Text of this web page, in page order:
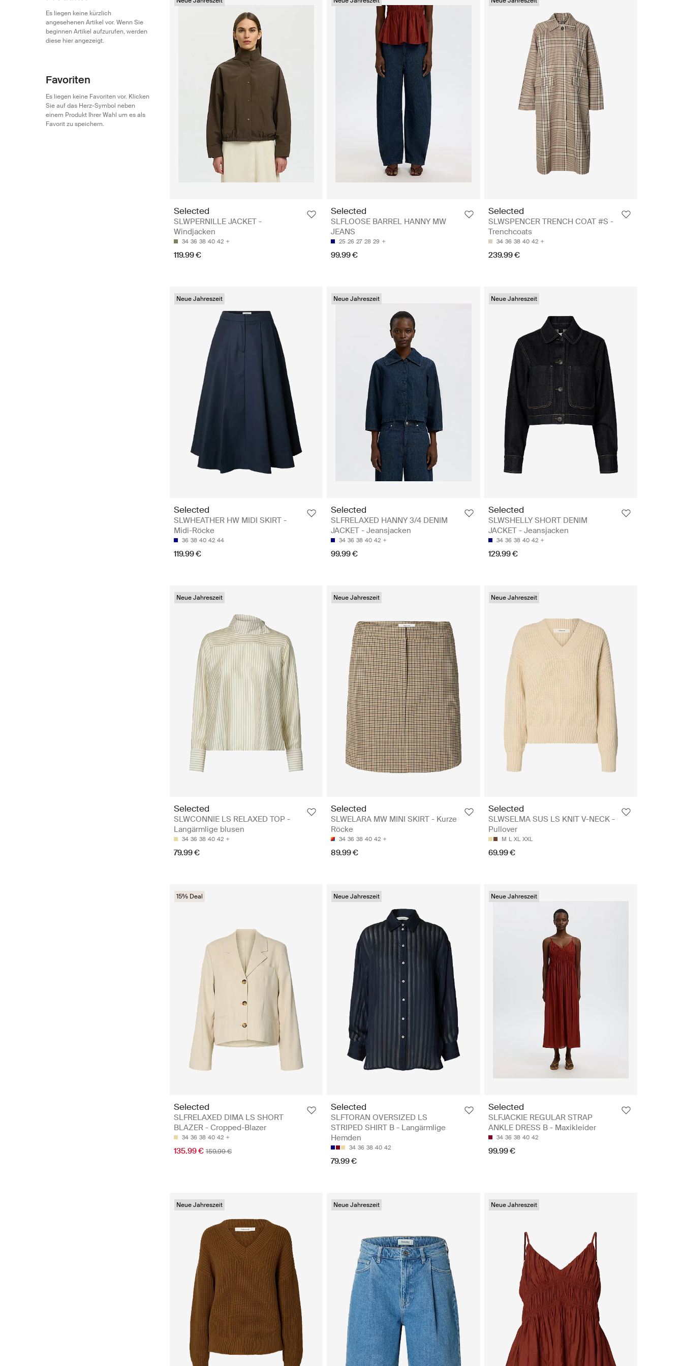
Es liegen keine kürzlich
angesehenen Artikel vor. Wenn Sie
beginnen Artikel aufzurufen, werden
diese hier angezeigt.
Favoriten
Es liegen keine Favoriten vor. Klicken
Sie auf das Herz-Symbol neben
einem Produkt Ihrer Wahl um es als
Favorit zu speichern.
Selected
SLWPERNILLE JACKET -
Windjacken
34 36 38 40 42
119.99 €
Selected
SLFLOOSE BARREL HANNY MW
JEANS
25 26 27 28 29
99.99 €
Selected
SLWSPENCER TRENCH COAT #S -
Trenchcoats
34 36 38 40 42
239.99 €
Neue Jahreszeit
Selected
SLWHEATHER HW MIDI SKIRT -
Midi-Röcke
36 38 40 42 44
119.99 €
Neue Jahreszeit
Selected
SLFRELAXED HANNY 3/4 DENIM
JACKET - Jeansjacken
34 36 38 40 42
99.99 €
Neue Jahreszeit
Selected
SLWSHELLY SHORT DENIM
JACKET - Jeansjacken
34 36 38 40 42
129.99 €
Neue Jahreszeit
Selected
SLWCONNIE LS RELAXED TOP -
Langärmlige blusen
34 36 38 40 42
79.99 €
Neue Jahreszeit
Selected
SLWELARA MW MINI SKIRT - Kurze
Röcke
34 36 38 40 42
89.99 €
Neue Jahreszeit
Selected
SLWSELMA SUS LS KNIT V-NECK -
Pullover
M L XL XXL
69.99 €
15% Deal
Selected
SLFRELAXED DIMA LS SHORT
BLAZER - Cropped-Blazer
34 36 38 40 42
135.99 € 159.99 €
Neue Jahreszeit
Selected
SLFTORAN OVERSIZED LS
STRIPED SHIRT B - Langärmlige
Hemden
34 36 38 40 42
79.99 €
Neue Jahreszeit
Selected
SLFJACKIE REGULAR STRAP
ANKLE DRESS B - Maxikleider
34 36 38 40 42
99.99 €
Neue Jahreszeit Neue Jahreszeit Neue Jahreszeit